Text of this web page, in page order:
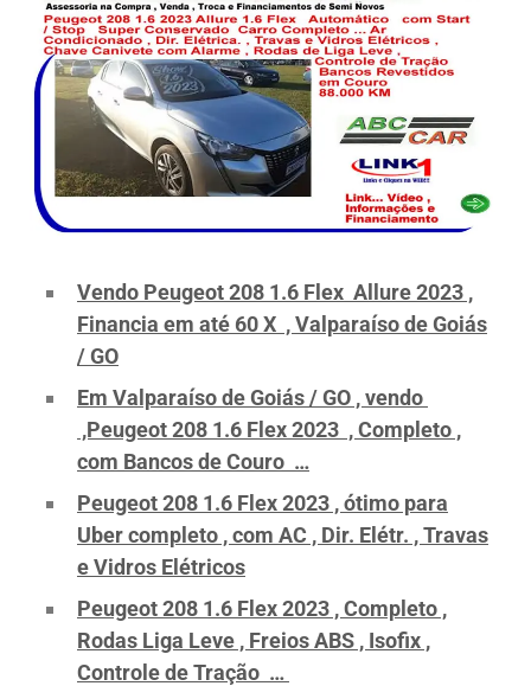
Vendo Peugeot 208 1.6 Flex Allure 2023 ,
Financia em até 60 X , Valparaíso de Goiás
/ GO
Em Valparaíso de Goiás / GO , vendo
,Peugeot 208 1.6 Flex 2023 , Completo ,
com Bancos de Couro …
Peugeot 208 1.6 Flex 2023 , ótimo para
Uber completo , com AC , Dir. Elétr. , Travas
e Vidros Elétricos
Peugeot 208 1.6 Flex 2023 , Completo ,
Rodas Liga Leve , Freios ABS , Isofix ,
Controle de Tração …